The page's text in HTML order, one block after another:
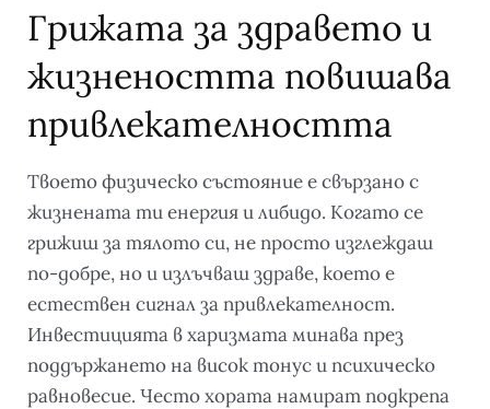
Грижата за здравето и
жизнеността повишава
привлекателността
Твоето физическо състояние е свързано с
жизнената ти енергия и либидо. Когато се
грижиш за тялото си, не просто изглеждаш
по-добре, но и излъчваш здраве, което е
естествен сигнал за привлекателност.
Инвестицията в харизмата минава през
поддържането на висок тонус и психическо
равновесие. Често хората намират подкрепа